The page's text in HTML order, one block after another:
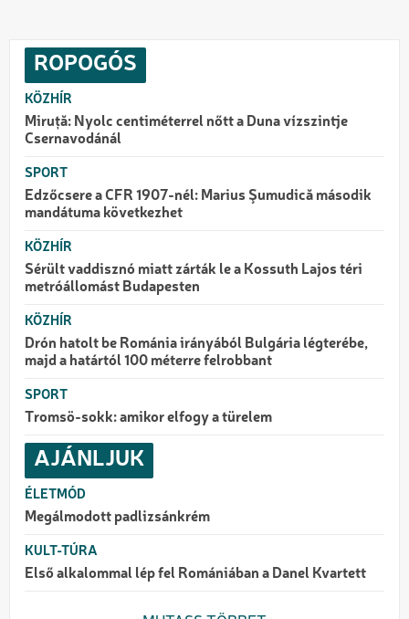
ROPOGÓS
KÖZHÍR
Miruță: Nyolc centiméterrel nőtt a Duna vízszintje
Csernavodánál
SPORT
Edzőcsere a CFR 1907-nél: Marius Şumudică második
mandátuma következhet
KÖZHÍR
Sérült vaddisznó miatt zárták le a Kossuth Lajos téri
metróállomást Budapesten
KÖZHÍR
Drón hatolt be Románia irányából Bulgária légterébe,
majd a határtól 100 méterre felrobbant
SPORT
Tromsö-sokk: amikor elfogy a türelem
AJÁNLJUK
ÉLETMÓD
Megálmodott padlizsánkrém
KULT-TÚRA
Első alkalommal lép fel Romániában a Danel Kvartett